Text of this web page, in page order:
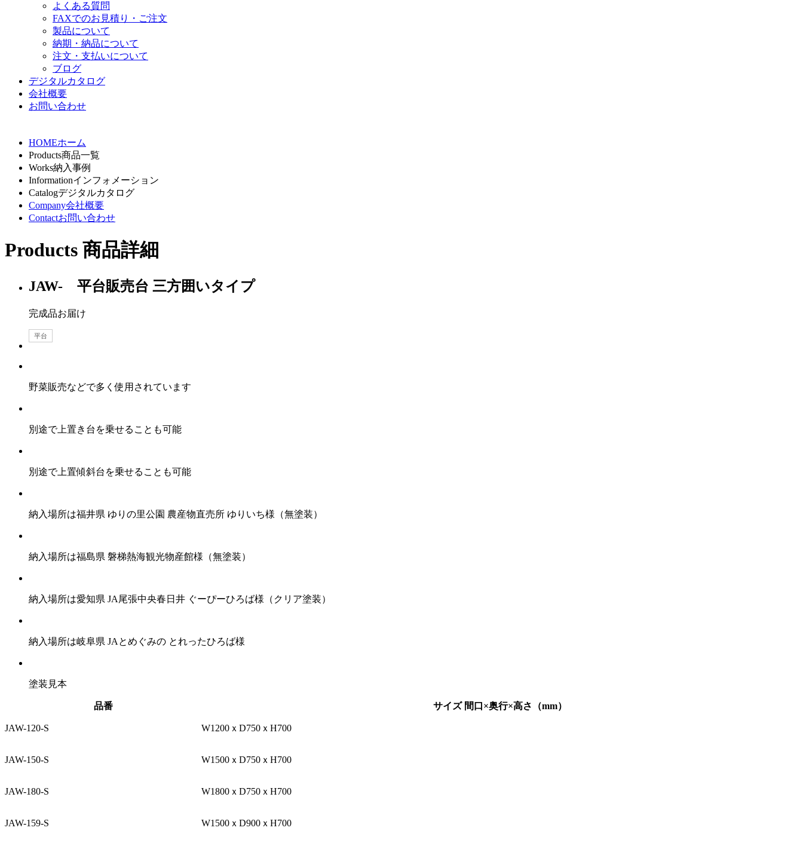
よくある質問
FAXでのお見積り・ご注文
製品について
納期・納品について
注文・支払いについて
ブログ
デジタルカタログ
会社概要
お問い合わせ
HOMEホーム
Products商品一覧
Works納入事例
Informationインフォメーション
Catalogデジタルカタログ
Company会社概要
Contactお問い合わせ
Products 商品詳細
JAW- 平台販売台 三方囲いタイプ
完成品お届け
平台
野菜販売などで多く使用されています
別途で上置き台を乗せることも可能
別途で上置傾斜台を乗せることも可能
納入場所は福井県 ゆりの里公園 農産物直売所 ゆりいち様（無塗装）
納入場所は福島県 磐梯熱海観光物産館様（無塗装）
納入場所は愛知県 JA尾張中央春日井 ぐーぴーひろば様（クリア塗装）
納入場所は岐阜県 JAとめぐみの とれったひろば様
塗装見本
品番 サイズ 間口×奥行×高さ（mm）
JAW-120-S W1200ｘD750ｘH700
JAW-150-S W1500ｘD750ｘH700
JAW-180-S W1800ｘD750ｘH700
JAW-159-S W1500ｘD900ｘH700